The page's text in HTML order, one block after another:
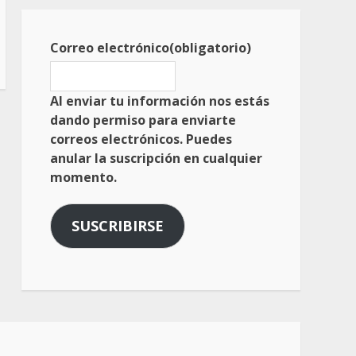
Correo electrónico(obligatorio)
Al enviar tu información nos estás
dando permiso para enviarte
correos electrónicos. Puedes
anular la suscripción en cualquier
momento.
SUSCRIBIRSE